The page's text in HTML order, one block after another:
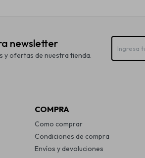
newsletter
y ofertas de nuestra tienda.
COMPRA
Como comprar
Condiciones de compra
Envíos y devoluciones